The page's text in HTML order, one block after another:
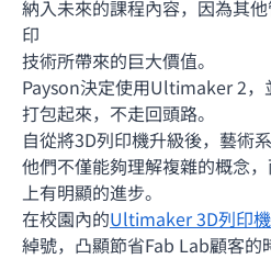
納入未來的課程內容，因為其
印
技術所帶來的巨大價值。
Payson決定使用Ultimaker 2，
打包起來，不走回頭路。
自從將3D列印機升級後，藝術
他們不僅能夠理解複雜的概念
上有明顯的進步。
在校園內的Ultimaker 3D列印機
綽號，凸顯節省Fab Lab顧客的